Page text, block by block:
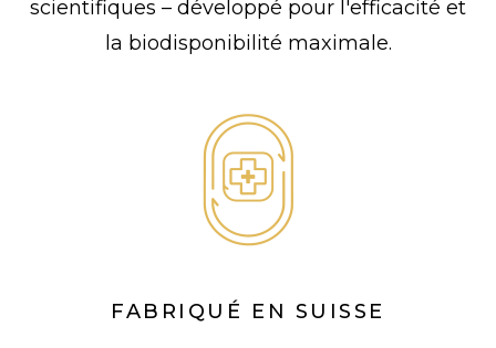
scientifiques – développé pour l'efficacité et
la biodisponibilité maximale.
FABRIQUÉ EN SUISSE